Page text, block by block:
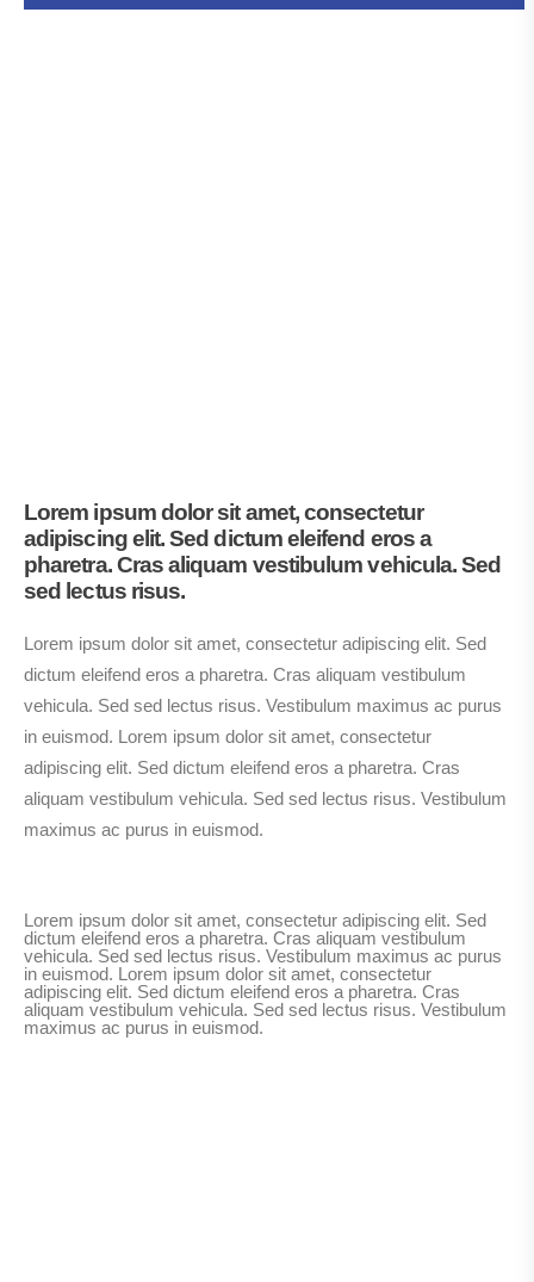
Lorem ipsum dolor sit amet, consectetur
adipiscing elit. Sed dictum eleifend eros a
pharetra. Cras aliquam vestibulum vehicula. Sed
sed lectus risus.
Lorem ipsum dolor sit amet, consectetur adipiscing elit. Sed
dictum eleifend eros a pharetra. Cras aliquam vestibulum
vehicula. Sed sed lectus risus. Vestibulum maximus ac purus
in euismod. Lorem ipsum dolor sit amet, consectetur
adipiscing elit. Sed dictum eleifend eros a pharetra. Cras
aliquam vestibulum vehicula. Sed sed lectus risus. Vestibulum
maximus ac purus in euismod.
Lorem ipsum dolor sit amet, consectetur adipiscing elit. Sed
dictum eleifend eros a pharetra. Cras aliquam vestibulum
vehicula. Sed sed lectus risus. Vestibulum maximus ac purus
in euismod. Lorem ipsum dolor sit amet, consectetur
adipiscing elit. Sed dictum eleifend eros a pharetra. Cras
aliquam vestibulum vehicula. Sed sed lectus risus. Vestibulum
maximus ac purus in euismod.